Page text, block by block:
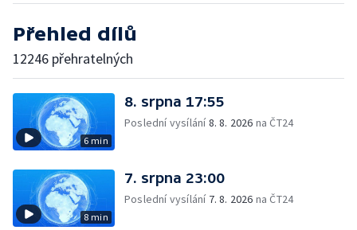
Přehled dílů
12246 přehratelných
6 min
8. srpna 17:55
Poslední vysílání8. 8. 2026 na ČT24
8 min
7. srpna 23:00
Poslední vysílání 7. 8. 2026 na ČT24